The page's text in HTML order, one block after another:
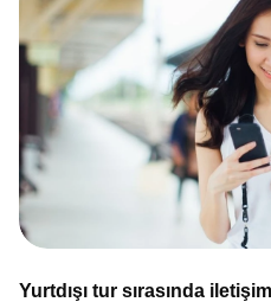
Yurtdışı tur sırasında